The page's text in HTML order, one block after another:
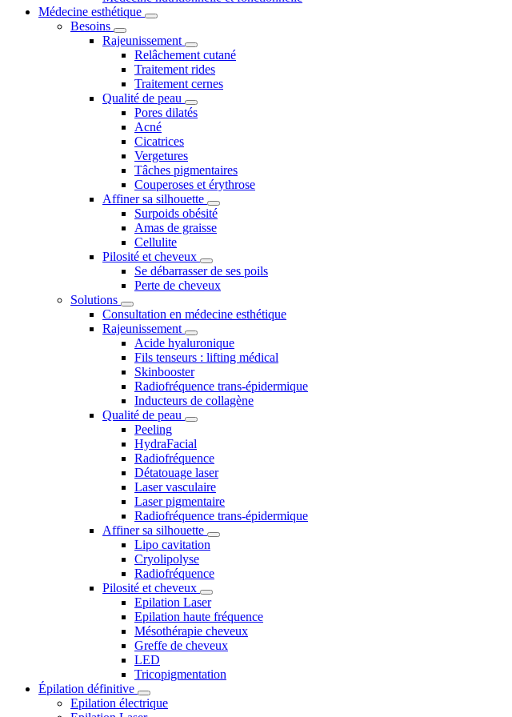
Médecine esthétique
Besoins
Rajeunissement
Relâchement cutané
Traitement rides
Traitement cernes
Qualité de peau
Pores dilatés
Acné
Cicatrices
Vergetures
Tâches pigmentaires
Couperoses et érythrose
Affiner sa silhouette
Surpoids obésité
Amas de graisse
Cellulite
Pilosité et cheveux
Se débarrasser de ses poils
Perte de cheveux
Solutions
Consultation en médecine esthétique
Rajeunissement
Acide hyaluronique
Fils tenseurs : lifting médical
Skinbooster
Radiofréquence trans-épidermique
Inducteurs de collagène
Qualité de peau
Peeling
HydraFacial
Radiofréquence
Détatouage laser
Laser vasculaire
Laser pigmentaire
Radiofréquence trans-épidermique
Affiner sa silhouette
Lipo cavitation
Cryolipolyse
Radiofréquence
Pilosité et cheveux
Epilation Laser
Epilation haute fréquence
Mésothérapie cheveux
Greffe de cheveux
LED
Tricopigmentation
Épilation définitive
Epilation électrique